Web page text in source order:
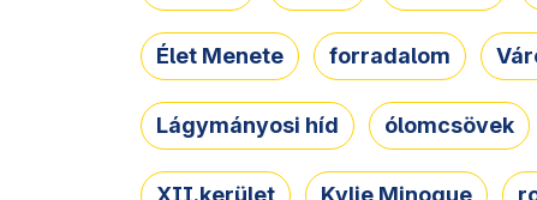
Élet Menete forradalom
Lágymányosi híd ólomcsövek
XII.kerület Kylie Minogue